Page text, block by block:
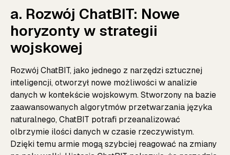
a. Rozwój ChatBIT: Nowe
horyzonty w strategii
wojskowej
Rozwój ChatBIT, jako jednego z narzędzi sztucznej
inteligencji, otworzył nowe możliwości w analizie
danych w kontekście wojskowym. Stworzony na bazie
zaawansowanych algorytmów przetwarzania języka
naturalnego, ChatBIT potrafi przeanalizować
olbrzymie ilości danych w czasie rzeczywistym.
Dzięki temu armie mogą szybciej reagować na zmiany